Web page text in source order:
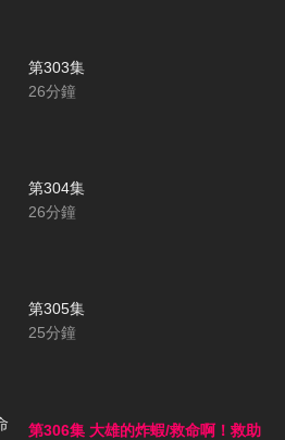
第303集
26分鐘
第304集
26分鐘
第305集
25分鐘
第306集 大雄的炸蝦/救命啊！救助